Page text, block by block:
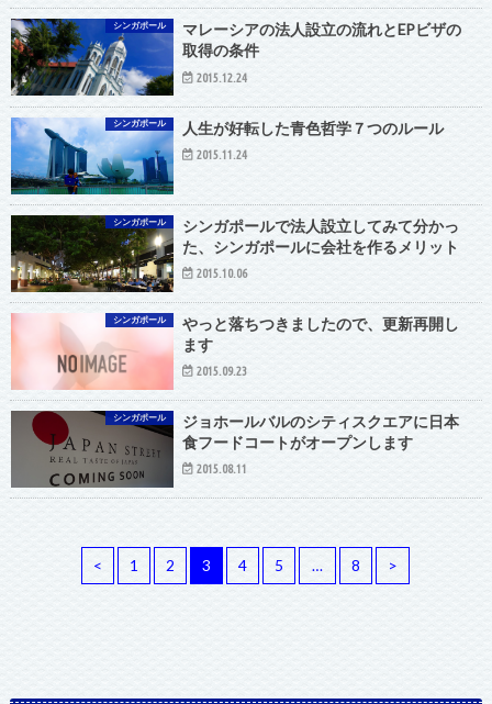
シンガポール
マレーシアの法人設立の流れとEPビザの
取得の条件
2015.12.24
シンガポール 人生が好転した青色哲学７つのルール
2015.11.24
シンガポール
シンガポールで法人設立してみて分かっ
た、シンガポールに会社を作るメリット
2015.10.06
シンガポール
やっと落ちつきましたので、更新再開し
ます
2015.09.23
シンガポール
ジョホールバルのシティスクエアに日本
食フードコートがオープンします
2015.08.11
< 1 2 3 4 5 … 8 >